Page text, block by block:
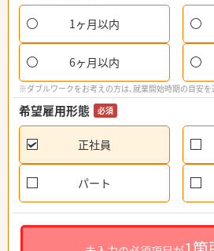
1ヶ月以内
6ヶ月以内
※ダブルワークをお考えの方は、就業開始時期の目安
希望雇用形態 必須
正社員
パート